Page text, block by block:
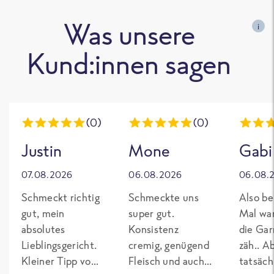
Was unsere
Kund:innen sagen
i
(0)
Justin
07.08.2026
Schmeckt richtig
gut, mein
absolutes
Lieblingsgericht.
Kleiner Tipp von
(0)
Mone
06.08.2026
Schmeckte uns
super gut.
Konsistenz
cremig, genügend
Fleisch und auch
Gabi
Also
Mal
die
zäh..